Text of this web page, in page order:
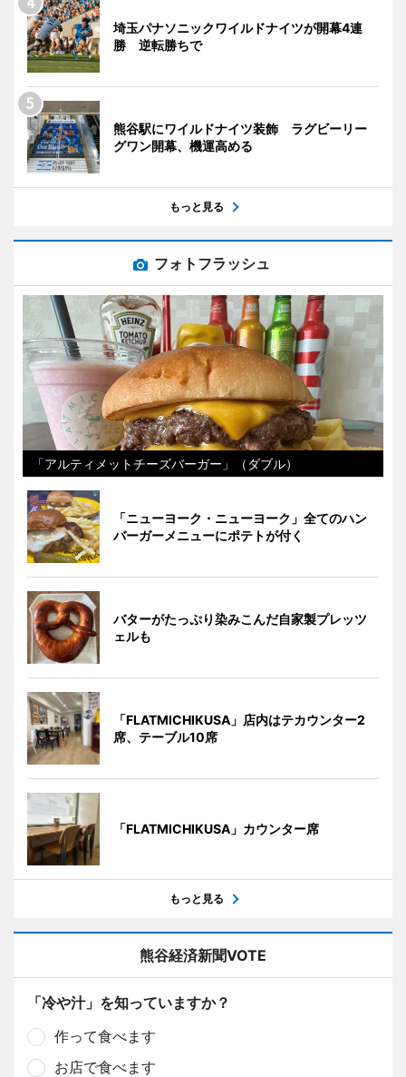
埼玉パナソニックワイルドナイツが開幕4連
勝 逆転勝ちで
熊谷駅にワイルドナイツ装飾 ラグビーリー
グワン開幕、機運高める
もっと見る
フォトフラッシュ
「アルティメットチーズバーガー」（ダブル）
「ニューヨーク・ニューヨーク」全てのハン
バーガーメニューにポテトが付く
バターがたっぷり染みこんだ自家製プレッツ
ェルも
「FLATMICHIKUSA」店内はテカウンター2
席、テーブル10席
「FLATMICHIKUSA」カウンター席
もっと見る
熊谷経済新聞VOTE
「冷や汁」を知っていますか？
作って食べます
お店で食べます